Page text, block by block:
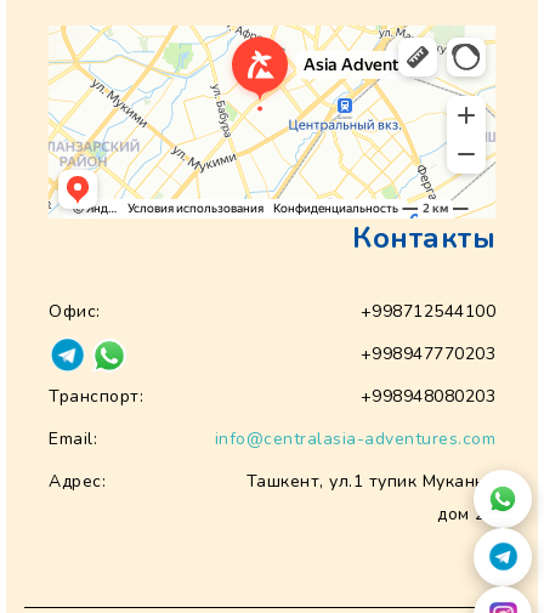
Контакты
Офис:
+998712544100
+998947770203
Транспорт:
+998948080203
Email:
info@centralasia-adventures.com
Адрес:
Ташкент, ул.1 тупик Муканна
дом 28